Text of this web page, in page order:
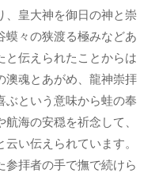
、皇大神を御日の神と崇
蟆々の狭渡る極みなどあ
と伝えられたことからは
澳魂とあがめ、龍神崇拝
ぶという意味から蛙の奉
海の安穏を祈念して、
い伝えられています。
拝者の手で撫で続けら